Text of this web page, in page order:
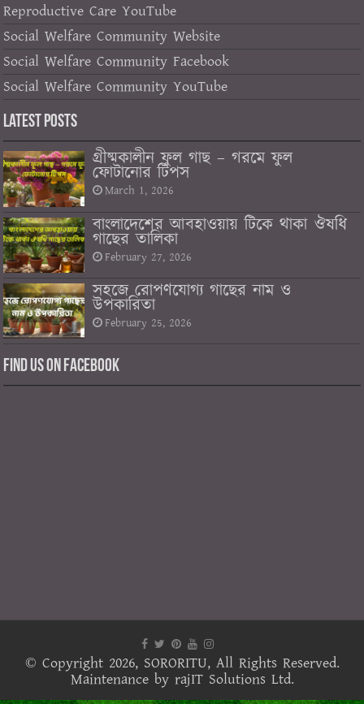
Reproductive Care YouTube
Social Welfare Community Website
Social Welfare Community Facebook
Social Welfare Community YouTube
Latest Posts
গ্রীষ্মকালীন ফুল গাছ – গরমে ফুল
ফোটানোর টিপস
March 1, 2026
বাংলাদেশের আবহাওয়ায় টিকে থাকা ঔষধি
গাছের তালিকা
February 27, 2026
সহজে রোপণযোগ্য গাছের নাম ও
উপকারিতা
February 25, 2026
Find us on Facebook
© Copyright 2026, SORORITU, All Rights Reserved.
Maintenance by rajIT Solutions Ltd.